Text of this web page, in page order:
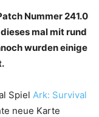
Nummer 241.0
mal mit rund
wurden einige
Spiel Ark: Survival
neue Karte